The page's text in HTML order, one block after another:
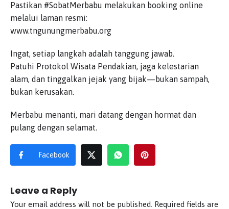
Pastikan #SobatMerbabu melakukan booking online
melalui laman resmi:
www.tngunungmerbabu.org
Ingat, setiap langkah adalah tanggung jawab.
Patuhi Protokol Wisata Pendakian, jaga kelestarian
alam, dan tinggalkan jejak yang bijak—bukan sampah,
bukan kerusakan.
Merbabu menanti, mari datang dengan hormat dan
pulang dengan selamat.
Facebook
Leave a Reply
Your email address will not be published. Required fields are